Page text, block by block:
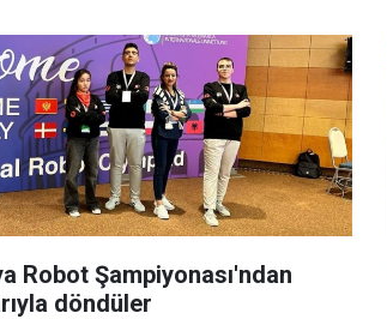
Robot Şampiyonası'ndan
döndüler